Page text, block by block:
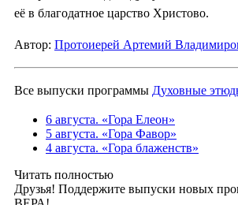
её в благодатное царство Христово.
Автор: Протоиерей Артемий
Все выпуски программы Духовные
6 августа. «Гора Елеон»
5 августа. «Гора Фавор»
4 августа. «Гора блаженств»
Читать полностью
Друзья! Поддержите выпуски новых